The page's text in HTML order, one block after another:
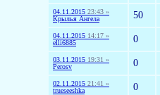
04.11.2015 23:43 »
Крылья Ангела
50
04.11.2015 14:17 »
elli6885
0
03.11.2015 19:31 »
Perosv
0
02.11.2015 21:41 »
trueseeshka
0